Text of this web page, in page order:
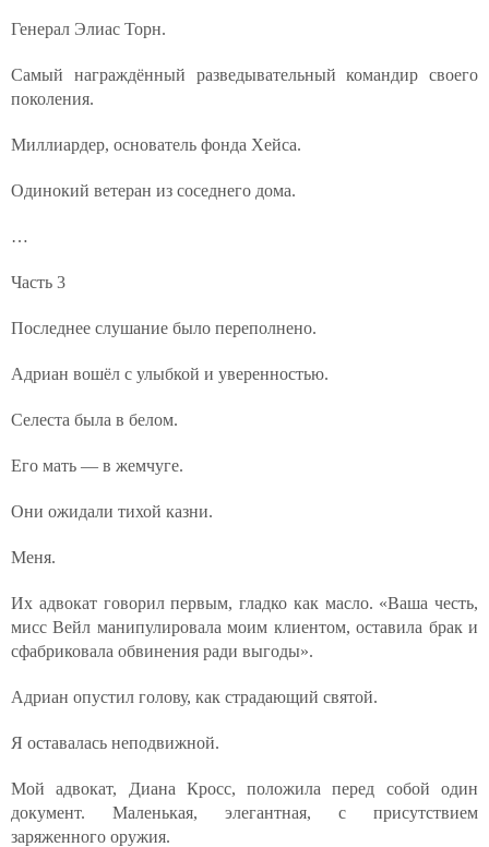
Генерал Элиас Торн.
Самый награждённый разведывательный командир своего
поколения.
Миллиардер, основатель фонда Хейса.
Одинокий ветеран из соседнего дома.
…
Часть 3
Последнее слушание было переполнено.
Адриан вошёл с улыбкой и уверенностью.
Селеста была в белом.
Его мать — в жемчуге.
Они ожидали тихой казни.
Меня.
Их адвокат говорил первым, гладко как масло. «Ваша честь,
мисс Вейл манипулировала моим клиентом, оставила брак и
сфабриковала обвинения ради выгоды».
Адриан опустил голову, как страдающий святой.
Я оставалась неподвижной.
Мой адвокат, Диана Кросс, положила перед собой один
документ. Маленькая, элегантная, с присутствием
заряженного оружия.